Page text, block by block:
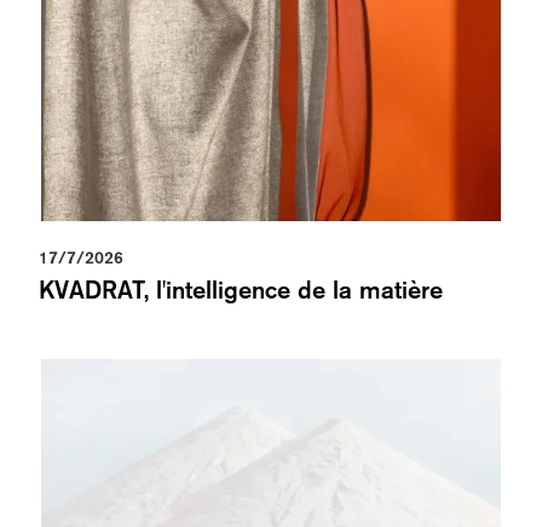
17/7/2026
KVADRAT, l'intelligence de la matière